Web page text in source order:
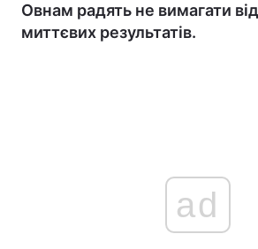
Овнам радять не вимагати
миттєвих результатів.
ad